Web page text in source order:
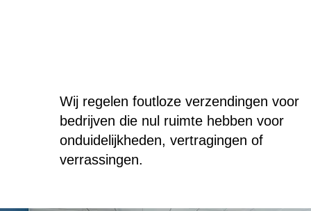
Wij regelen foutloze verzendingen voor
bedrijven die nul ruimte hebben voor
onduidelijkheden, vertragingen of
verrassingen.